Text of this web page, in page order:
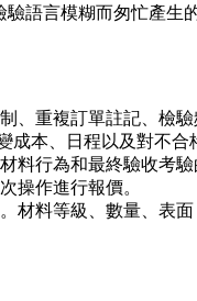
語言模糊而匆忙產
重複訂單註記、檢
本、日程以及對不合
行為和最終驗收考
操作進行報價。
料等級、數量、表